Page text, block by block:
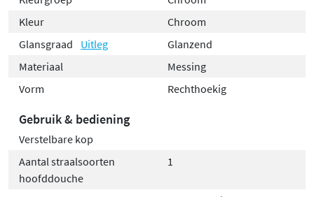
Kleur
Chroom
Glansgraad
Uitleg
Glanzend
Materiaal
Messing
Vorm
Rechthoekig
Gebruik & bediening
Verstelbare kop
Aantal straalsoorten
hoofddouche
1